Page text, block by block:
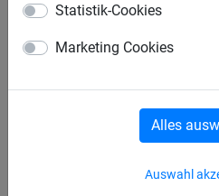
Statistik-Cookies
Marketing Cookies
Auswahl
Alles
Volleyball-
zweiteilig, mit